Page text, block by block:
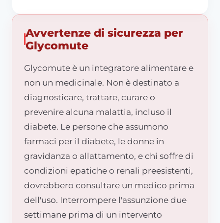
Avvertenze di sicurezza per
Glycomute
Glycomute è un integratore alimentare e
non un medicinale. Non è destinato a
diagnosticare, trattare, curare o
prevenire alcuna malattia, incluso il
diabete. Le persone che assumono
farmaci per il diabete, le donne in
gravidanza o allattamento, e chi soffre di
condizioni epatiche o renali preesistenti,
dovrebbero consultare un medico prima
dell'uso. Interrompere l'assunzione due
settimane prima di un intervento